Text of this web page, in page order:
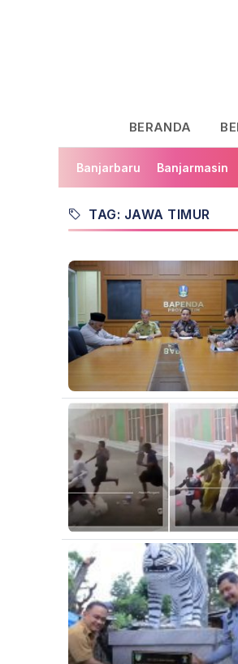
BERANDA
Banjarbaru Banjarmasin
TAG: JAWA TIMUR